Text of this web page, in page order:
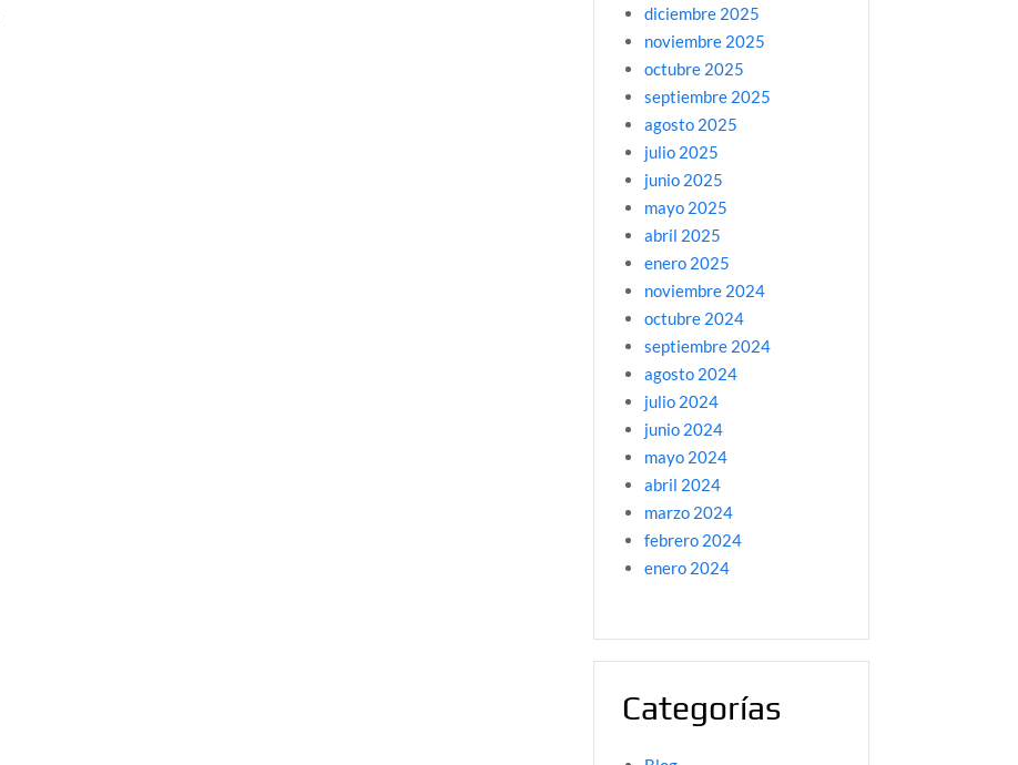
diciembre 2025
noviembre 2025
octubre 2025
septiembre 2025
agosto 2025
julio 2025
junio 2025
mayo 2025
abril 2025
enero 2025
noviembre 2024
octubre 2024
septiembre 2024
agosto 2024
julio 2024
junio 2024
mayo 2024
abril 2024
marzo 2024
febrero 2024
enero 2024
Categorías